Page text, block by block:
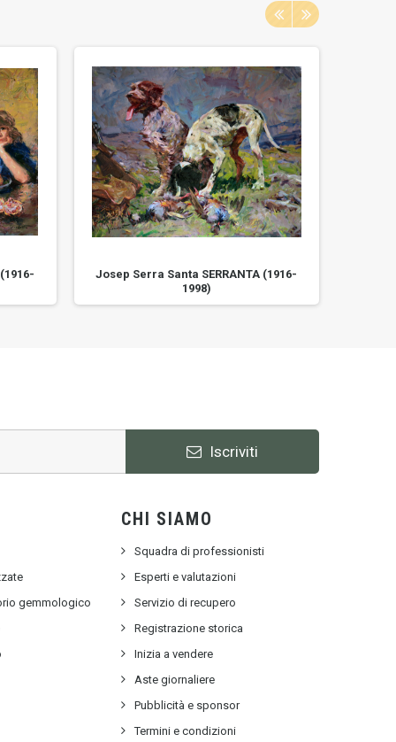
Josep Serra Santa SERRANTA (1916-
1998)
Iscriviti
gemmologico
CHI SIAMO
Squadra di professionisti
Esperti e valutazioni
Servizio di recupero
Registrazione storica
Inizia a vendere
Aste giornaliere
Pubblicità e sponsor
Termini e condizioni